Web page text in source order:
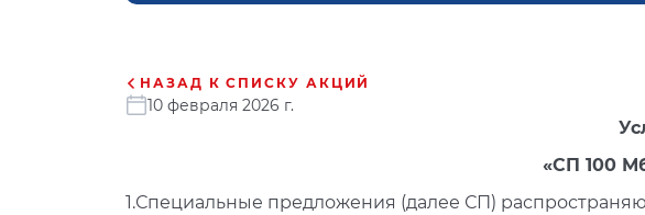
НАЗАД К СПИСКУ АКЦИЙ
10 февраля 2026 г.
«СП 100
1.Специальные предложения (далее СП)